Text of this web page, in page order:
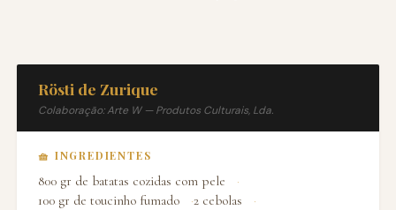
Rösti de Zurique
Colaboração: Arte W — Produtos Culturais, Lda.
🧺 INGREDIENTES
800 gr de batatas cozidas com pele
100 gr de toucinho fumado
2 cebolas